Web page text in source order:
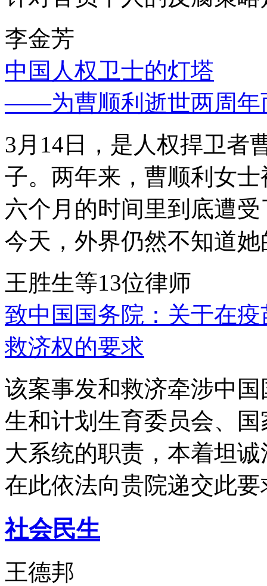
李金芳
中国人权卫士的灯塔
——为曹顺利逝世两周年
3月14日，是人权捍卫者
子。两年来，曹顺利女
六个月的时间里到底遭
今天，外界仍然不知道
王胜生等13位律师
致中国国务院：关于在
救济权的要求
该案事发和救济牵涉中
生和计划生育委员会、
大系统的职责，本着坦
在此依法向贵院递交此要
社会民生
王德邦